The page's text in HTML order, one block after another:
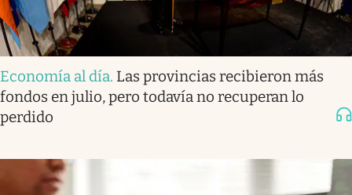
Economía al día. Las provincias recibieron más
fondos en julio, pero todavía no recuperan lo
perdido